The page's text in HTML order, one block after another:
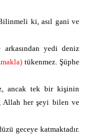
ki, asıl gani ve
yedi deniz
tükenmez. Şüphe
ancak tek bir kişinin
Allah her şeyi bilen ve
geceye katmaktadır.